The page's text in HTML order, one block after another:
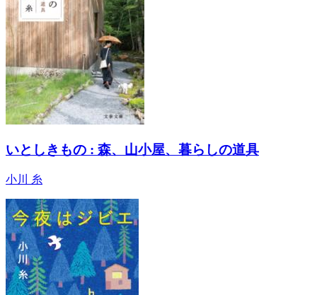
いとしきもの : 森、山小屋、暮らしの道具
小川 糸